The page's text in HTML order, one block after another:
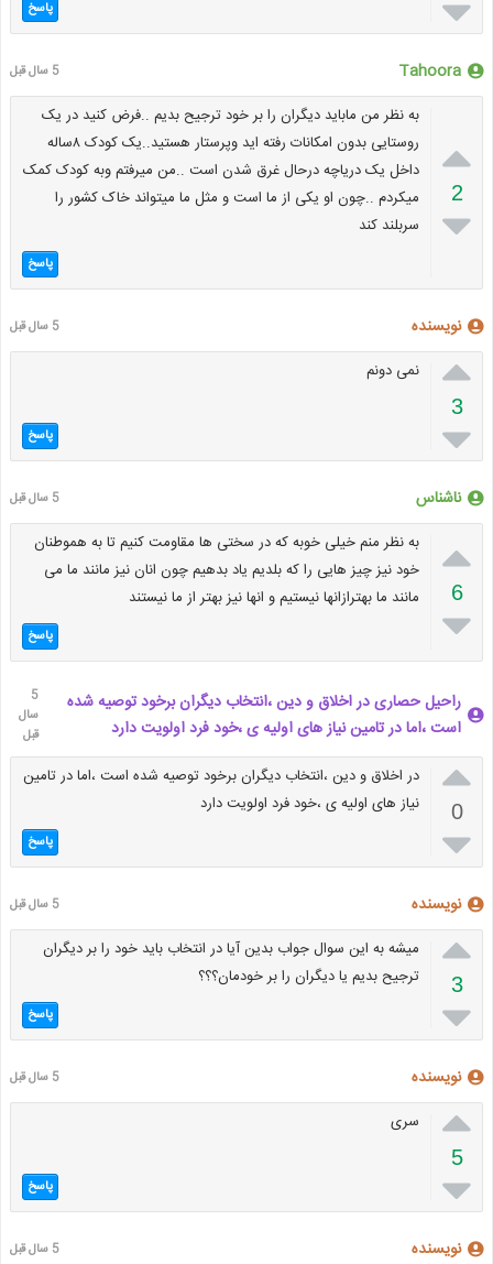
 پاسخ
Tahoora 5 سال قبل

2

به نظر من ماباید دیگران را بر خود ترجیح بدیم ..فرض کنید در یک
روستایی بدون امکانات رفته اید وپرستار هستید..یک کودک ۸ساله
داخل یک دریاچه درحال غرق شدن است ..من میرفتم وبه کودک کمک
میکردم ..چون او یکی از ما است و مثل ما میتواند خاک کشور را
سربلند کند
پاسخ
نویسنده 5 سال قبل

3

نمی دونم
پاسخ
ناشناس 5 سال قبل

6

به نظر منم خیلی خوبه که در سختی ها مقاومت کنیم تا به هموطنان
خود نیز چیز هایی را که بلدیم یاد بدهیم چون انان نیز مانند ما می
مانند ما بهترازانها نیستیم و انها نیز بهتر از ما نیستند
پاسخ
راحیل حصاری در اخلاق و دین ،انتخاب دیگران برخود توصیه شده
است ،اما در تامین نیاز های اولیه ی ،خود فرد اولویت دارد ‌‌‌‌‌‌
5
سال
قبل

0

در اخلاق و دین ،انتخاب دیگران برخود توصیه شده است ،اما در تامین
نیاز های اولیه ی ،خود فرد اولویت دارد
پاسخ
نویسنده 5 سال قبل

3

میشه به این سوال جواب بدین آیا در انتخاب باید خود را بر دیگران
ترجیح بدیم یا دیگران را بر خودمان؟؟؟
پاسخ
نویسنده 5 سال قبل

5

سری
پاسخ
نویسنده 5 سال قبل